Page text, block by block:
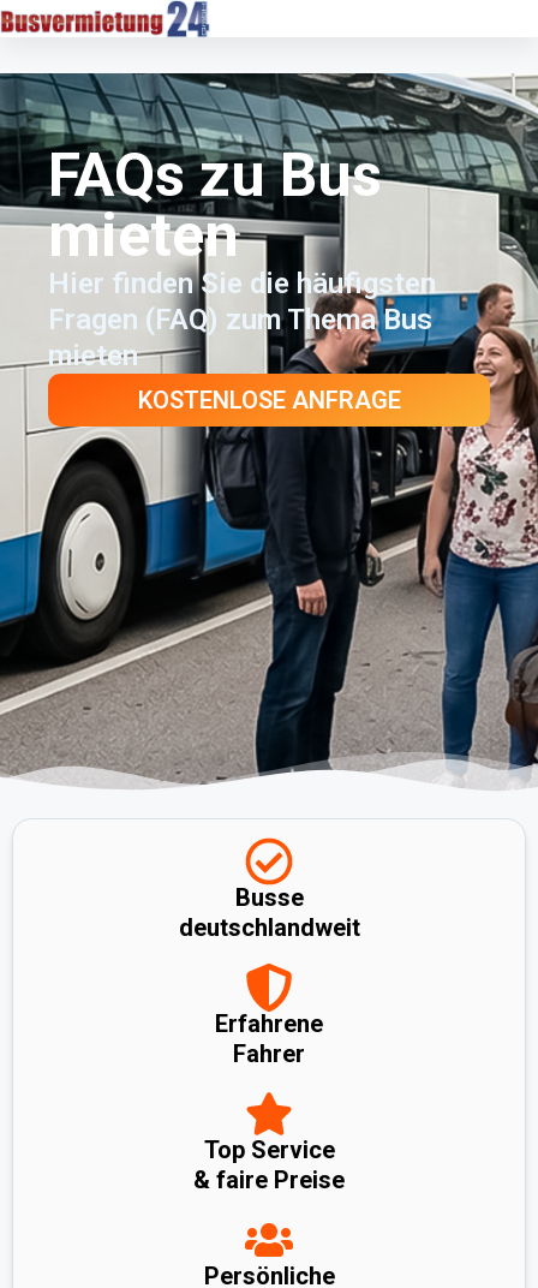
FAQs zu Bus
mieten
Hier finden Sie die häufigsten
Fragen (FAQ) zum Thema Bus
mieten
KOSTENLOSE ANFRAGE
Busse
deutschlandweit
Erfahrene
Fahrer
Top Service
& faire Preise
Persönliche